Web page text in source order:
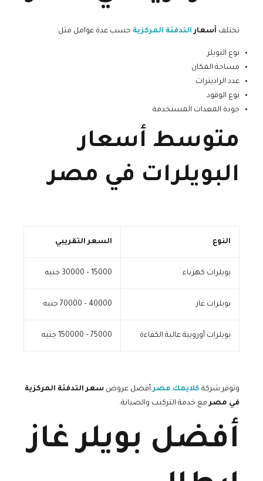
تختلف أسعار التدفئة المركزية حسب عدة عوامل مثل:
نوع البويلر
مساحة المكان
عدد الراديترات
نوع الوقود
جودة المعدات المستخدمة
متوسط أسعار
البويلرات في مصر
النوع السعر التقريبي
بويلرات كهرباء 15000 – 30000 جنيه
بويلرات غاز 40000 – 70000 جنيه
بويلرات أوروبية عالية الكفاءة 75000 – 150000 جنيه
وتوفر شركة كلايمك مصرأفضل عروض سعر التدفئة المركزية
في مصرمع خدمة التركيب والصيانة.
أفضل بويلر غاز